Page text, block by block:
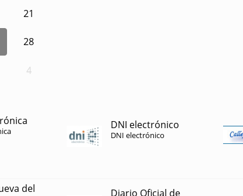
21
28
4
DNI electrónico
DNI electrónico
del
Diario Oficial de